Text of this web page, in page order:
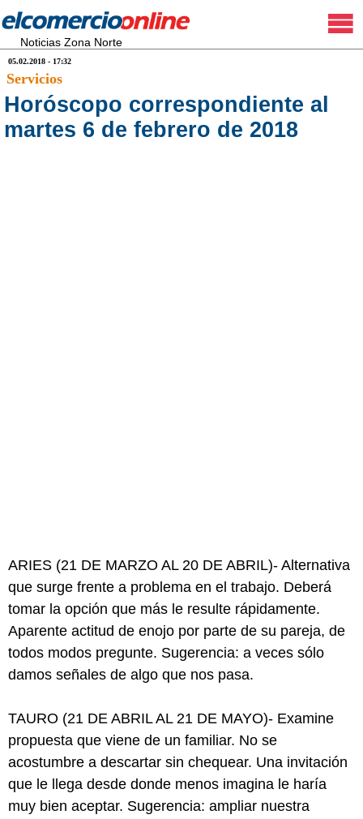
Noticias Zona Norte
05.02.2018 - 17:32
Servicios
Horóscopo correspondiente al
martes 6 de febrero de 2018
ARIES (21 DE MARZO AL 20 DE ABRIL)- Alternativa
que surge frente a problema en el trabajo. Deberá
tomar la opción que más le resulte rápidamente.
Aparente actitud de enojo por parte de su pareja, de
todos modos pregunte. Sugerencia: a veces sólo
damos señales de algo que nos pasa.
TAURO (21 DE ABRIL AL 21 DE MAYO)- Examine
propuesta que viene de un familiar. No se
acostumbre a descartar sin chequear. Una invitación
que le llega desde donde menos imagina le haría
muy bien aceptar. Sugerencia: ampliar nuestra